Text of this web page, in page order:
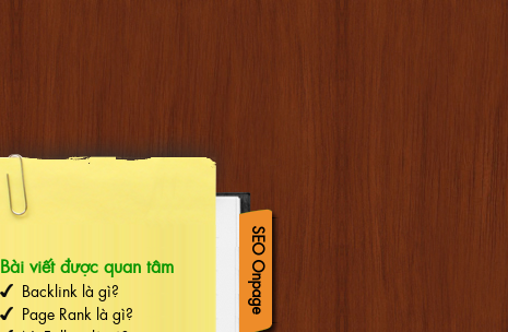
SEO Onpage
Bài viết được quan tâm
Backlink là gì?
Page Rank là gì?